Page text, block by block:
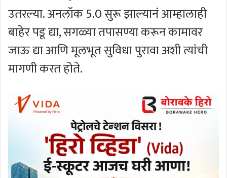
उतरल्या. अनलॉक 5.0 सुरू झाल्यानं आम्हालाही
बाहेर पडू द्या, सगळ्या तपासण्या करून कामावर
जाऊ द्या आणि मूलभूत सुविधा पुरावा अशी त्यांची
मागणी करत होते.